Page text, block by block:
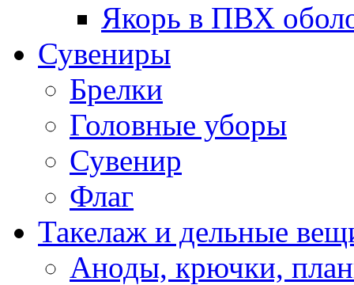
Якорь в ПВХ
Сувениры
Брелки
Головные уборы
Сувенир
Флаг
Такелаж и дельные
Аноды, крючки,